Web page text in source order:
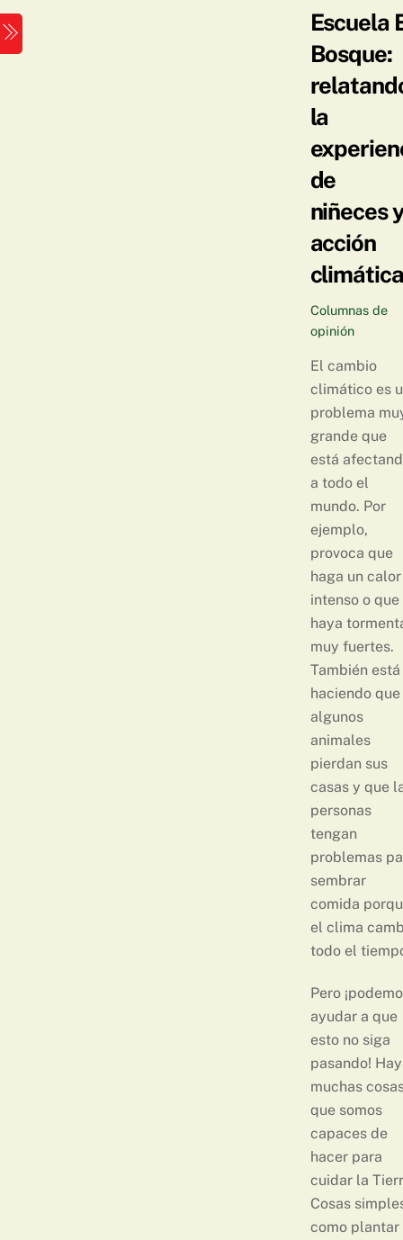
Skip
to
content
Escuela
Bosque:
la
de
niñeces
acción
Columnas de
opinión
El cambio
climático es
problema
grande que
está
a todo el
mundo. Por
ejemplo,
provoca que
haga un calor
intenso o que
haya
muy fuertes.
También está
haciendo que
algunos
animales
pierdan sus
casas y que
personas
tengan
problemas
sembrar
comida
el clima
todo el
Pero
ayudar a que
esto no siga
pasando! Hay
muchas
que somos
capaces de
hacer para
cuidar la
Cosas
como plantar